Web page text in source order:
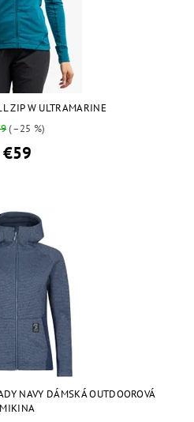
ZIP W ULTRAMARINE
(–25 %)
€59
NAVY DÁMSKÁ OUTDOOROVÁ
MIKINA